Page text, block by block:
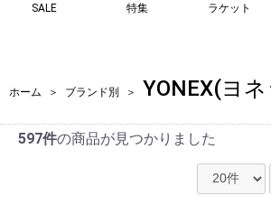
SALE 特集 ラケット
ホーム ＞ ブランド別 ＞ YONEX(ヨ
597件の商品が見つかりました